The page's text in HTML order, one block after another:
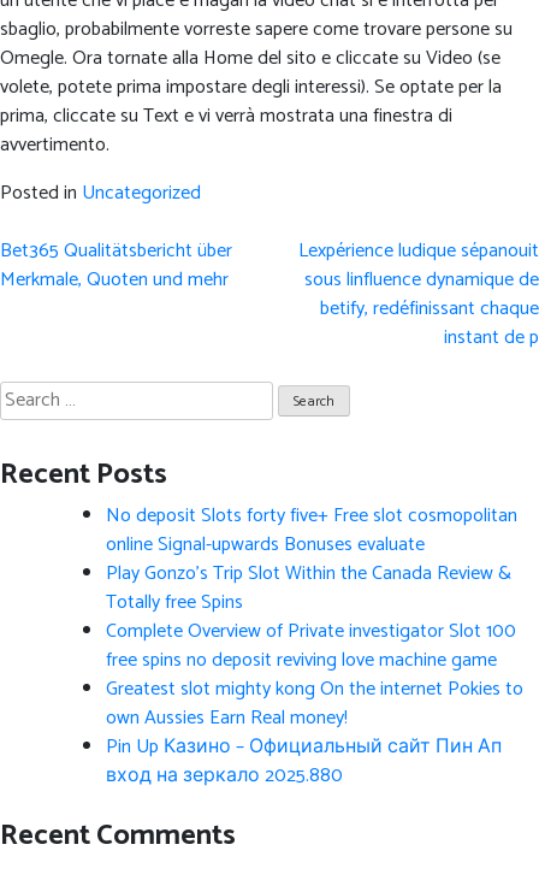
sbaglio, probabilmente vorreste sapere come trovare persone su
Omegle. Ora tornate alla Home del sito e cliccate su Video (se
volete, potete prima impostare degli interessi). Se optate per la
prima, cliccate su Text e vi verrà mostrata una finestra di
avvertimento.
Posted in Uncategorized
Post
navigation
Bet365 Qualitätsbericht über
Merkmale, Quoten und mehr
Lexpérience ludique sépanouit
sous linfluence dynamique de
betify, redéfinissant chaque
instant de p
Search
for:
Recent Posts
No deposit Slots forty five+ Free slot cosmopolitan
online Signal-upwards Bonuses evaluate
Play Gonzo’s Trip Slot Within the Canada Review &
Totally free Spins
Complete Overview of Private investigator Slot 100
free spins no deposit reviving love machine game
Greatest slot mighty kong On the internet Pokies to
own Aussies Earn Real money!
Pin Up Казино – Официальный сайт Пин Ап
вход на зеркало 2025.880
Recent Comments